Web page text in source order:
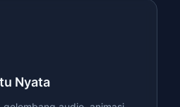
Nyata